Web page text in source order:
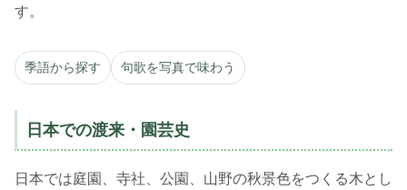
す。
季語から探す 句歌を写真で味わう
日本での渡来・園芸史
日本では庭園、寺社、公園、山野の秋景色をつくる木とし